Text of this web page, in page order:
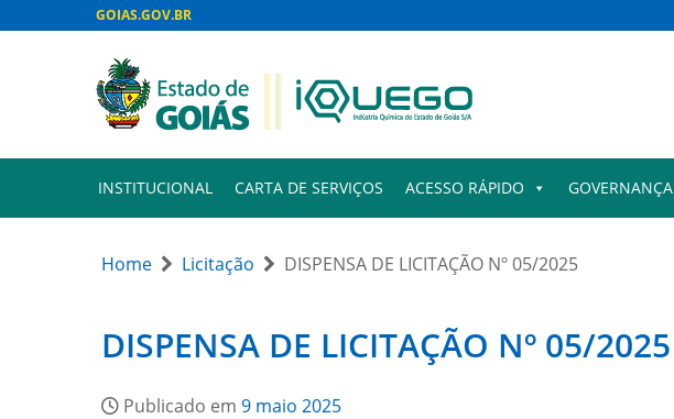
GOIAS.GOV.BR
INSTITUCIONAL CARTA DE SERVIÇOS ACESSO RÁPIDO GOVERNANÇA
Home Licitação DISPENSA DE LICITAÇÃO Nº 05/2025
DISPENSA DE LICITAÇÃO Nº 05/2025
Publicado em 9 maio 2025